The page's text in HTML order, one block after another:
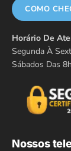
COMO
Horário De
Segunda À
Sábados Das
Nossos